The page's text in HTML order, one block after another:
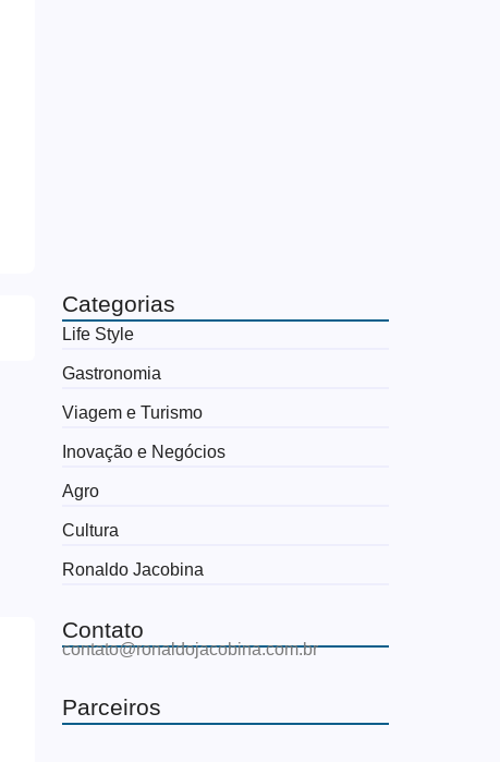
Categorias
Life Style
Gastronomia
Viagem e Turismo
Inovação e Negócios
Agro
Cultura
Ronaldo Jacobina
Contato
contato@ronaldojacobina.com.br
Parceiros